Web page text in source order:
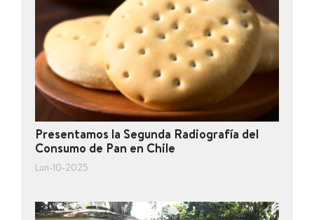
Presentamos la Segunda Radiografía del
Consumo de Pan en Chile
Lun-10-2025